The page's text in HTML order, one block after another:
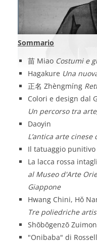
Sommario
苗 Miao Costumi e
Hagakure Una
正名 Zhèngmíng
Colori e design dal
Un percorso tra
Daoyin
L’antica arte
Il tatuaggio
La lacca rossa
al Museo d'Arte
Giappone
Hwang Chini, Hŏ
Tre poliedriche
Shōbōgenzō
"Onibaba" di